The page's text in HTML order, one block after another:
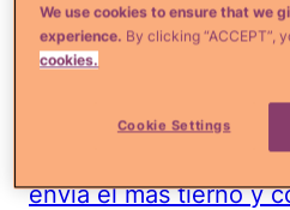
estabas en la
tu mejor amiga o con
¿Qué
envía el más tierno y
We use cookies to ensure that we
experience. By clicking “ACCEPT”,
cookies.
Cookie Settings